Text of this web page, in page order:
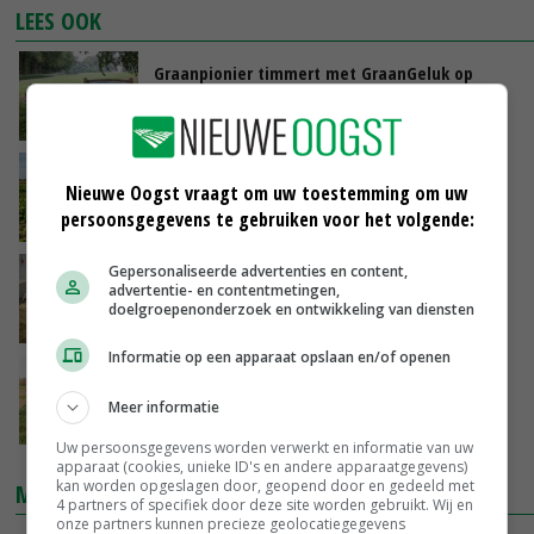
LEES OOK
Graanpionier timmert met GraanGeluk op
09-07-2024
Nederland onderaan
19-06-2024
Biologische boeren optimistischer gestemd
dan gangbare collega's
04-06-2024
natuurgebied alleen biologische landbouw
MARKTPRIJZEN
Nieuwe Oogst vraagt om uw toestemming om uw
persoonsgegevens te gebruiken voor het volgende:
Gepersonaliseerde advertenties en content,
advertentie- en contentmetingen,
doelgroepenonderzoek en ontwikkeling van diensten
Informatie op een apparaat opslaan en/of openen
Meer informatie
Uw persoonsgegevens worden verwerkt en informatie van uw
apparaat (cookies, unieke ID's en andere apparaatgegevens)
kan worden opgeslagen door, geopend door en gedeeld met
4 partners of specifiek door deze site worden gebruikt. Wij en
onze partners kunnen precieze geolocatiegegevens